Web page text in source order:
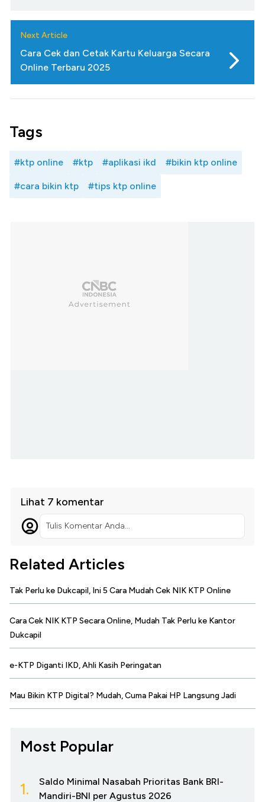
Next Article
Cara Cek dan Cetak Kartu Keluarga Secara
Online Terbaru 2025
Tags
#ktp online #ktp #aplikasi ikd #bikin ktp online
#cara bikin ktp #tips ktp online
Lihat 7 komentar
Tulis Komentar Anda...
Related Articles
Tak Perlu ke Dukcapil, Ini 5 Cara Mudah Cek NIK KTP Online
Cara Cek NIK KTP Secara Online, Mudah Tak Perlu ke Kantor
Dukcapil
e-KTP Diganti IKD, Ahli Kasih Peringatan
Mau Bikin KTP Digital? Mudah, Cuma Pakai HP Langsung Jadi
Most Popular
1.
Saldo Minimal Nasabah Prioritas Bank BRI-
Mandiri-BNI per Agustus 2026